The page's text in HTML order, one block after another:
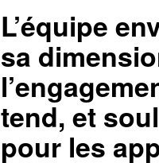
L’équipe
sa
tend, et
pour les